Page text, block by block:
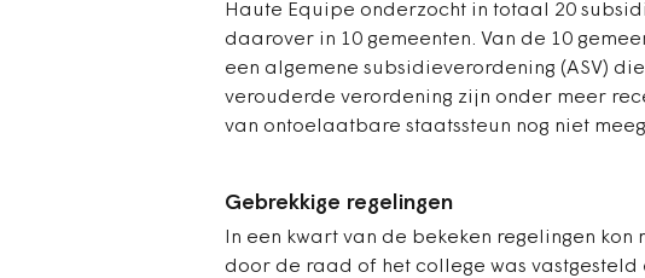
Haute Equipe onderzocht in totaal 20
daarover in 10 gemeenten. Van de 10
een algemene subsidieverordening (ASV)
verouderde verordening zijn onder meer
van ontoelaatbare staatssteun nog niet
Gebrekkige regelingen
In een kwart van de bekeken regelingen
door de raad of het college was